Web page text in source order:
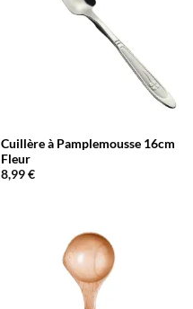
Cuillère à Pamplemousse 16cm
Fleur
8,99€